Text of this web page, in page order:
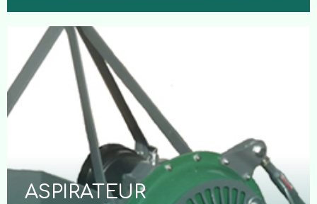
ASPIRATEUR